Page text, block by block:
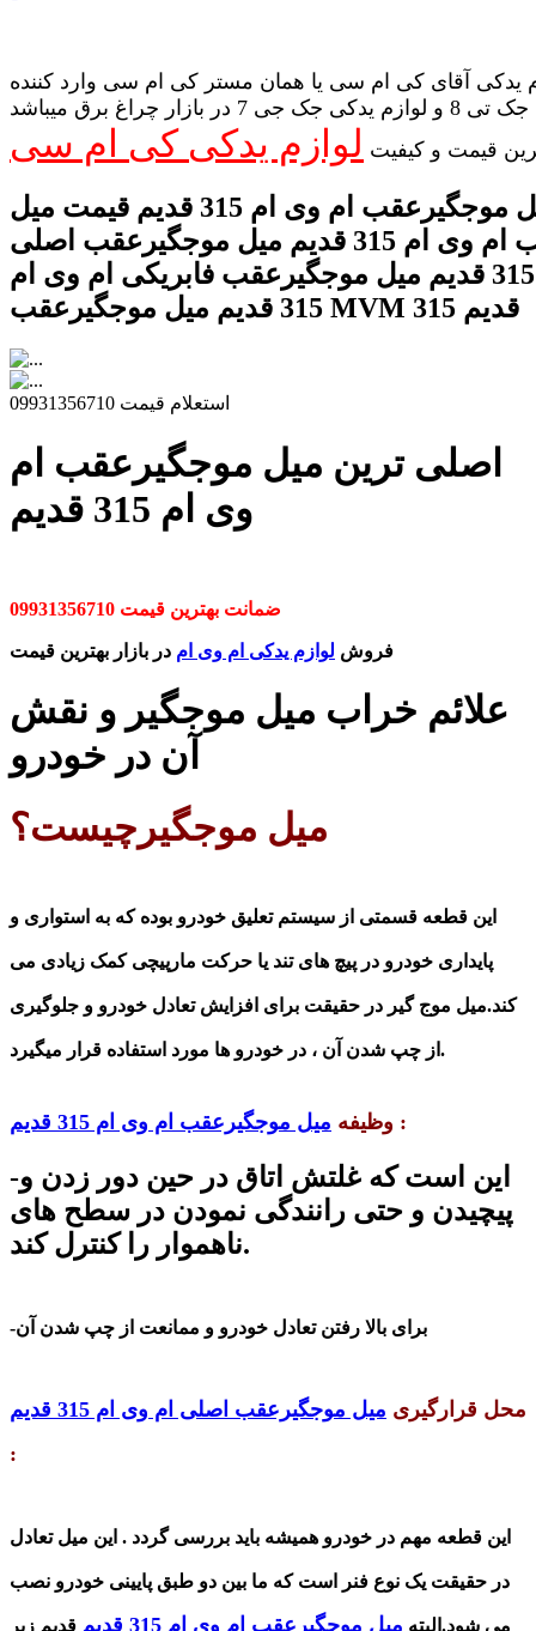
یدکی آقای کی ام سی یا همان مستر کی ام سی وارد کننده
لوازم یدکی جک تی 8 و لوازم یدکی جک جی 7 در بازار چراغ برق میباشد
قیمت و کیفیت لوازم یدکی کی ام سی
میل موجگیرعقب ام وی ام 315 قدیم قیمت میل
موجگیرعقب ام وی ام 315 قدیم میل موجگیرعقب اصلی
ام وی ام 315 قدیم میل موجگیرعقب فابریکی ام وی ام
315 قدیم میل موجگیرعقب MVM 315 قدیم
استعلام قیمت 09931356710
اصلی ترین میل موجگیرعقب ام
وی ام 315 قدیم
ضمانت بهترین قیمت 09931356710
فروش لوازم یدکی ام وی ام در بازار بهترین قیمت
علائم خراب میل موجگیر و نقش
آن در خودرو
میل موجگیرچیست؟
این قطعه قسمتی از سیستم تعلیق خودرو بوده که به استواری و
پایداری خودرو در پیچ های تند یا حرکت مارپیچی کمک زیادی می
کند.میل موج گیر در حقیقت برای افزایش تعادل خودرو و جلوگیری
از چپ شدن آن ، در خودرو ها مورد استفاده قرار میگیرد.
وظیفه میل موجگیرعقب ام وی ام 315 قدیم :
-این است که غلتش اتاق در حین دور زدن و
پیچیدن و حتی رانندگی نمودن در سطح های
ناهموار را کنترل کند.
-برای بالا رفتن تعادل خودرو و ممانعت از چپ شدن آن
محل قرارگیری میل موجگیرعقب اصلی ام وی ام 315 قدیم
:
این قطعه مهم در خودرو همیشه باید بررسی گردد . این میل تعادل
در حقیقت یک نوع فنر است که ما بین دو طبق پایینی خودرو نصب
می شود.البته میل موجگیرعقب ام وی ام 315 قدیم قدیم زیر